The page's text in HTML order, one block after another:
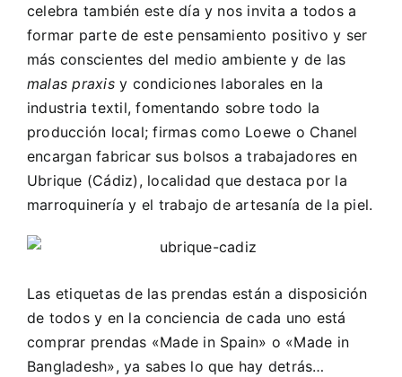
celebra también este día y nos invita a todos a
formar parte de este pensamiento positivo y ser
más conscientes del medio ambiente y de las
malas praxisy condiciones laborales en la
industria textil, fomentando sobre todo la
producción local; firmas como Loewe o Chanel
encargan fabricar sus bolsos a trabajadores en
Ubrique (Cádiz), localidad que destaca por la
marroquinería y el trabajo de artesanía de la piel.
Las etiquetas de las prendas están a disposición
de todos y en la conciencia de cada uno está
comprar prendas «Made in Spain» o «Made in
Bangladesh», ya sabes lo que hay detrás…